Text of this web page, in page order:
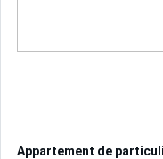
Appartement de